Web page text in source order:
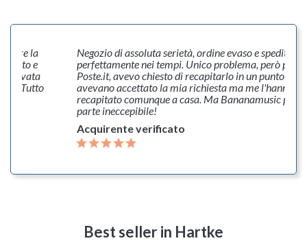
avere la
subito e
arrivata
Tutto
Negozio di assoluta serietà, ordine evaso e spedito
perfettamente nei tempi. Unico problema, però per
Poste.it, avevo chiesto di recapitarlo in un punto di
avevano accettato la mia richiesta ma me l'hanno
recapitato comunque a casa. Ma Bananamusic per
parte ineccepibile!
Acquirente verificato
Best sellerin Hartke